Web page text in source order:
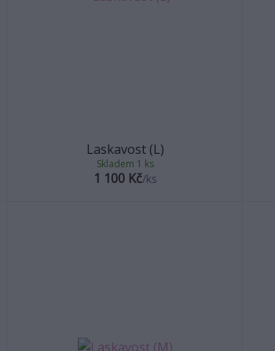
Laskavost (L)
1 100 Kč/ks
Skladem 1 ks